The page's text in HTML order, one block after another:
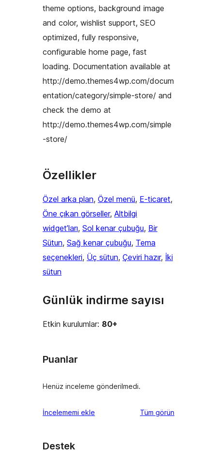
theme options, background image
and color, wishlist support, SEO
optimized, fully responsive,
configurable home page, fast
loading. Documentation available at
http://demo.themes4wp.com/docum
entation/category/simple-store/ and
check the demo at
http://demo.themes4wp.com/simple
-store/
Özellikler
Özel arka plan, Özel menü, E-ticaret
Öne çıkan görseller, Altbilgi
widget’ları, Sol kenar çubuğu, Bir
Sütun, Sağ kenar çubuğu, Tema
seçenekleri, Üç sütun, Çeviri hazır, İki
sütun
Günlük indirme sayısı
Etkin kurulumlar: 80+
Puanlar
Henüz inceleme gönderilmedi.
İncelememi ekle Tüm değerlendirmeleri
görün
Destek